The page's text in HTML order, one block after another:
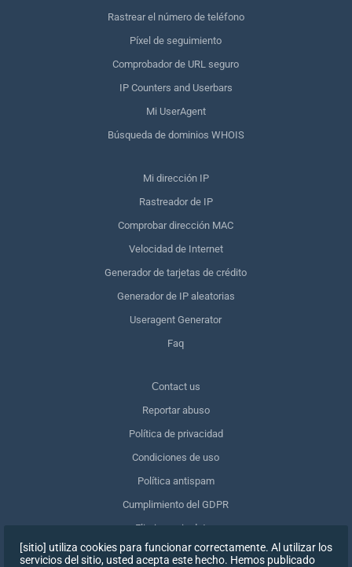
Rastrear el número de teléfono
Píxel de seguimiento
Comprobador de URL seguro
IP Counters and Userbars
Mi UserAgent
Búsqueda de dominios WHOIS
Mi dirección IP
Rastreador de IP
Comprobar dirección MAC
Velocidad de Internet
Generador de tarjetas de crédito
Generador de IP aleatorias
Useragent Generator
Faq
Сontact us
Reportar abuso
Política de privacidad
Condiciones de uso
Política antispam
Cumplimiento del GDPR
Eliminar mis datos
Retirar el consentimiento
[sitio] utiliza cookies para funcionar correctamente. Al utilizar los
servicios del sitio, usted acepta este hecho. Hemos publicado